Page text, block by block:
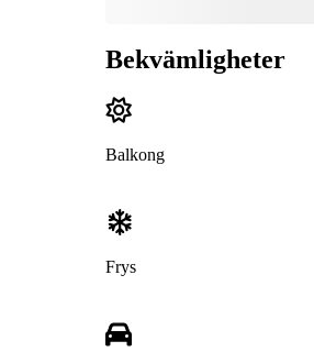
Bekvämligheter
Balkong
Frys